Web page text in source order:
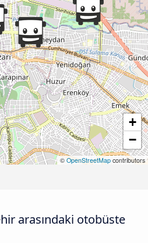
+
−
©OpenStreetMap contributors
arasındaki otobüste